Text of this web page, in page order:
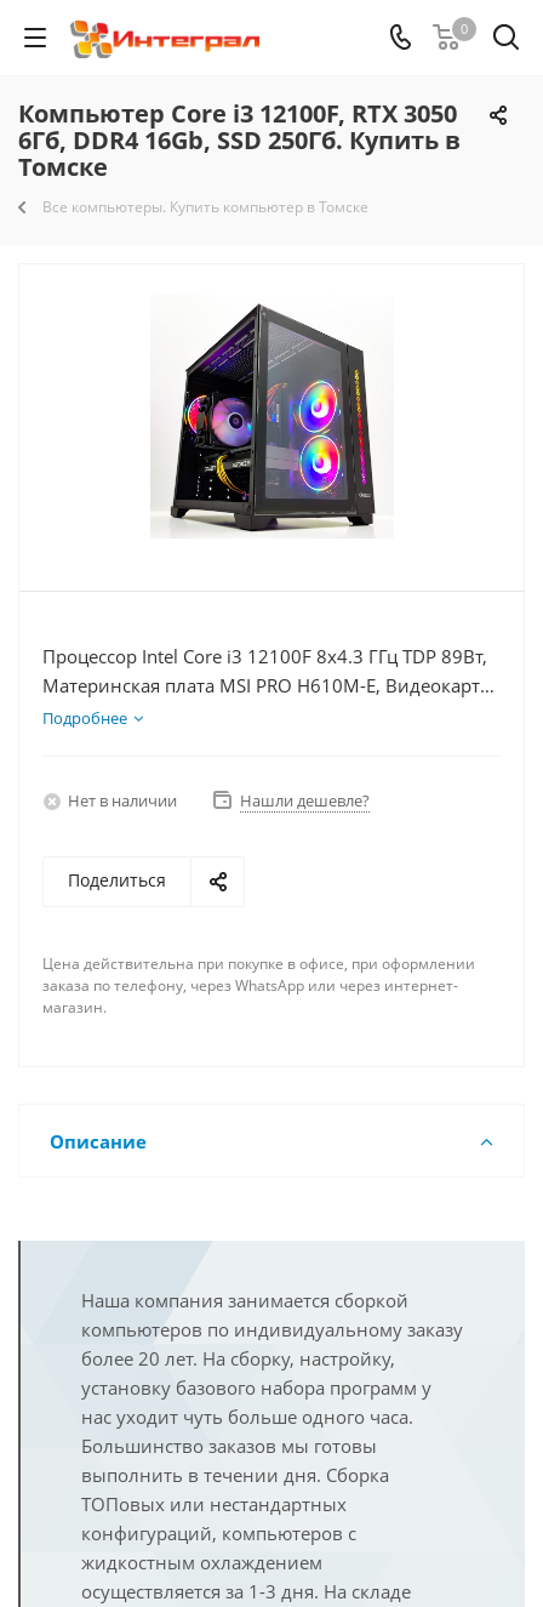
0
Компьютер Core i3 12100F, RTX 3050
6Гб, DDR4 16Gb, SSD 250Гб. Купить в
Томске
Все компьютеры. Купить компьютер в Томске
Процессор Intel Core i3 12100F 8x4.3 ГГц TDP 89Вт,
Материнская плата MSI PRO H610M-E, Видеокарта
RTX 3050 6Гб, Память DDR4 16Gb, Диски
Подробнее
Нет в наличии Нашли дешевле?
Поделиться
Цена действительна при покупке в офисе, при оформлении
заказа по телефону, через WhatsApp или через интернет-
магазин.
Описание
Наша компания занимается сборкой
компьютеров по индивидуальному заказу
более 20 лет. На сборку, настройку,
установку базового набора программ у
нас уходит чуть больше одного часа.
Большинство заказов мы готовы
выполнить в течении дня. Сборка
ТОПовых или нестандартных
конфигураций, компьютеров с
жидкостным охлаждением
осуществляется за 1-3 дня. На складе